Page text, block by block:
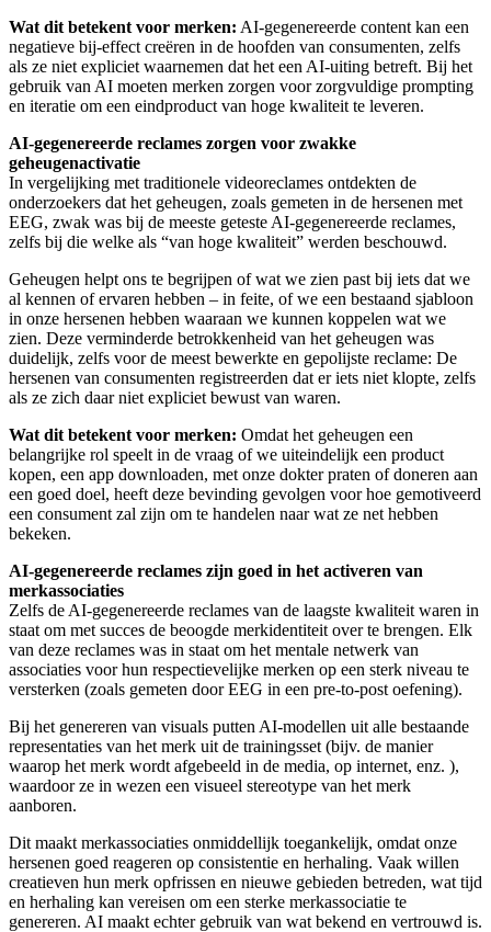
Wat dit betekent voor merken: AI-gegenereerde content kan een
negatieve bij-effect creëren in de hoofden van consumenten, zelfs
als ze niet expliciet waarnemen dat het een AI-uiting betreft. Bij het
gebruik van AI moeten merken zorgen voor zorgvuldige prompting
en iteratie om een eindproduct van hoge kwaliteit te leveren.
AI-gegenereerde reclames zorgen voor zwakke
geheugenactivatie
In vergelijking met traditionele videoreclames ontdekten de
onderzoekers dat het geheugen, zoals gemeten in de hersenen met
EEG, zwak was bij de meeste geteste AI-gegenereerde reclames,
zelfs bij die welke als “van hoge kwaliteit” werden beschouwd.
Geheugen helpt ons te begrijpen of wat we zien past bij iets dat we
al kennen of ervaren hebben – in feite, of we een bestaand sjabloon
in onze hersenen hebben waaraan we kunnen koppelen wat we
zien. Deze verminderde betrokkenheid van het geheugen was
duidelijk, zelfs voor de meest bewerkte en gepolijste reclame: De
hersenen van consumenten registreerden dat er iets niet klopte, zelfs
als ze zich daar niet expliciet bewust van waren.
Wat dit betekent voor merken: Omdat het geheugen een
belangrijke rol speelt in de vraag of we uiteindelijk een product
kopen, een app downloaden, met onze dokter praten of doneren aan
een goed doel, heeft deze bevinding gevolgen voor hoe gemotiveerd
een consument zal zijn om te handelen naar wat ze net hebben
bekeken.
AI-gegenereerde reclames zijn goed in het activeren van
merkassociaties
Zelfs de AI-gegenereerde reclames van de laagste kwaliteit waren in
staat om met succes de beoogde merkidentiteit over te brengen. Elk
van deze reclames was in staat om het mentale netwerk van
associaties voor hun respectievelijke merken op een sterk niveau te
versterken (zoals gemeten door EEG in een pre-to-post oefening).
Bij het genereren van visuals putten AI-modellen uit alle bestaande
representaties van het merk uit de trainingsset (bijv. de manier
waarop het merk wordt afgebeeld in de media, op internet, enz. ),
waardoor ze in wezen een visueel stereotype van het merk
aanboren.
Dit maakt merkassociaties onmiddellijk toegankelijk, omdat onze
hersenen goed reageren op consistentie en herhaling. Vaak willen
creatieven hun merk opfrissen en nieuwe gebieden betreden, wat tijd
en herhaling kan vereisen om een sterke merkassociatie te
genereren. AI maakt echter gebruik van wat bekend en vertrouwd is.